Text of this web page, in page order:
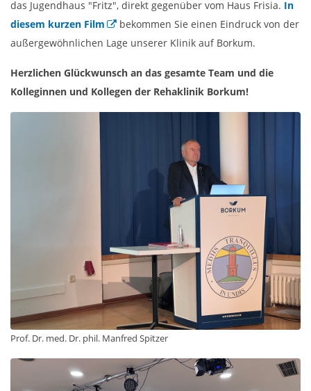
das Jugendhaus "Fritz", direkt gegenüber vom Haus Frisia. In
diesem kurzen Film
bekommen Sie einen Eindruck von der
außergewöhnlichen Lage unserer Klinik auf Borkum.
Herzlichen Glückwunsch an das gesamte Team und die
Kolleginnen und Kollegen der Rehaklinik Borkum!
Prof. Dr. med. Dr. phil. Manfred Spitzer